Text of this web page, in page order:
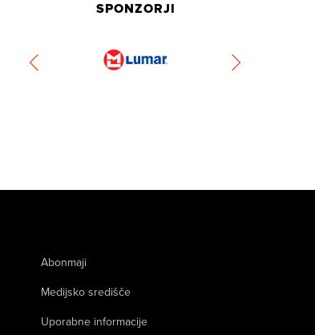
SPONZORJI
Abonmaji
Medijsko središče
Uporabne informacije